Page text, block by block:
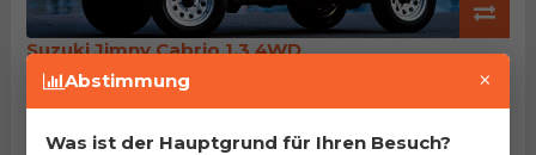
Suzuki Jimny Cabrio 1.3 4WD
Herstellung von 1998. bis 2005.
EuroNCAP: nicht getestet
10% 29% 1%
Abstimmung ×
Was ist der Hauptgrund für Ihren Besuch?